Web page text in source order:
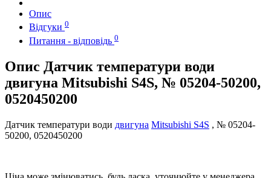
Опис
Відгуки 0
Питання - відповідь 0
Опис Датчик температури води
двигуна Mitsubishi S4S, № 05204-50200,
0520450200
Датчик температури води двигуна Mitsubishi S4S , № 05204-
50200, 0520450200